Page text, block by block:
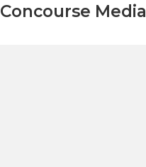
Concourse Media